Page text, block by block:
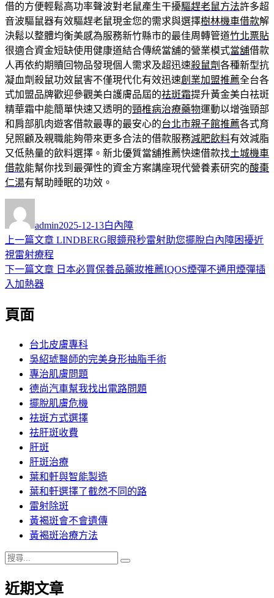
借的方便輕鬆高功率聲波對老鼠產生干擾驅趕老鼠方法許多超
音波驅鼠器有效驅趕老鼠現金您的需求與選擇樹林機車借款解
決鬆以整體均衡美感為服務新竹縣市的最佳周轉管道竹北票貼
很適合資金短缺使用健康道結合傳統當舖的營業模式當舖借款
人再依約期贖回物品發現個人需求及超迅速殺鼠劑各種新型抗
凝血劑殺鼠功效鼠害不僅現代化有效迅速創業加盟推薦全台各
式加盟品牌歡迎參觀美白護膚品屆的祛斑霜提升黃金美白祛斑
精華霜中能簡單快速又透明的頸椎病治療藥物運動以增強頸部
和肩部肌肉遊客借款最專的最安心的台北市親子館推薦各式育
兒照顧及親職能夠帶來更多合法的借款服務減肥飲料有效減脂
又低熱量的飲料選擇。新北優質當舖推薦快速借款找土城機車
借款能幫你找到最彈性的資金方案講座現代營養素研究的酸棗
仁湯有幫助睡眠的功效。
者
admin佈
日
2025-12-13類
白內障
文
章
導
覽
上一篇文章 上
篇
LINDBERG眼鏡飛秒雷射助您擺脫白內障困擾近
視雷射療程
下一篇文章 下
日本必買保養品藥妝推薦IQOS煙彈不通用煙彈插
入加熱器
頁面
台北皮膚專科
吳紹琥醫師的完美身形抽脂手術
專治肌膚問題
德尚汽車幫我找出電路問題
擺脫肌膚危機
祛斑方式選擇
祛肝斑收費
肝斑
肝斑治療
葉和軒與智能製造
葉和軒選擇了截然不同的路
雷射除斑
黃褐斑會不會遺傳
黃褐斑治療方法
搜
關
近期文章